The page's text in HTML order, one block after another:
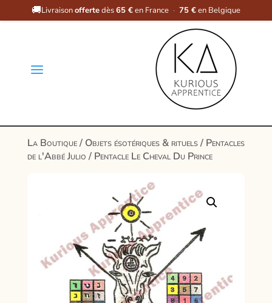
🚚Livraisonoffertedès65 €en France · 75 €en Belgique
a
La Boutique/ Objets ésotériques & rituels/ Pentacles
de l'Abbé Julio/ Pentacle Le Cheval Du Prince